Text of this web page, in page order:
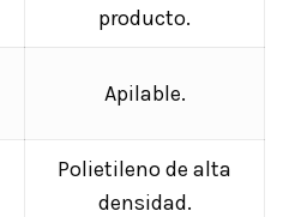
producto.
Apilable.
Polietileno de alta
densidad.